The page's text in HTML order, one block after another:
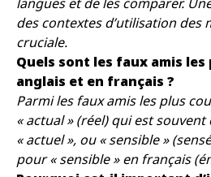
des contextes d’utilisation des
cruciale.
Quels sont les faux amis
anglais et en français ?
Parmi les faux amis les plus
« actual » (réel) qui est
« actuel », ou « sensible »
pour « sensible » en français